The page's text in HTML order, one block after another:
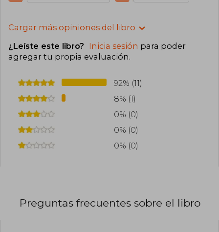
Cargar más opiniones del libro
¿Leíste este libro? Inicia sesión para poder
agregar tu propia evaluación.
92% (11)
8% (1)
0% (0)
0% (0)
0% (0)
Preguntas frecuentes sobre el libro